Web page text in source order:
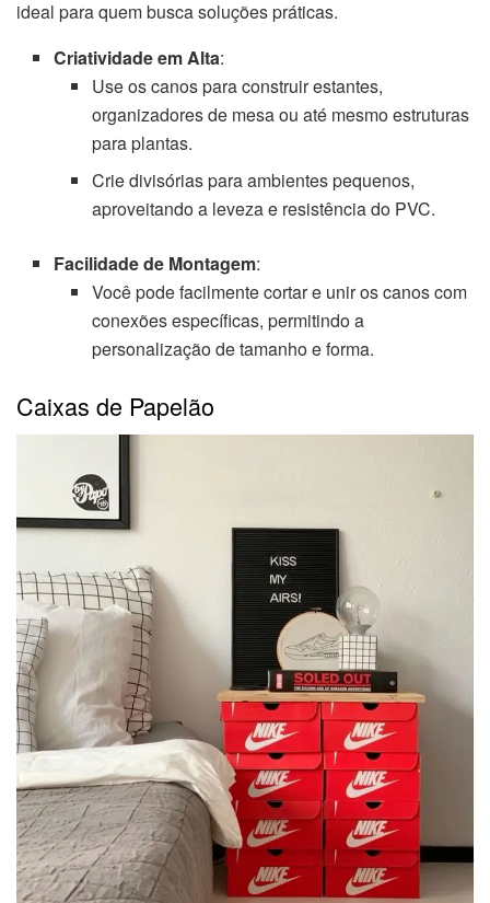
ideal para quem busca soluções práticas.
Criatividade em Alta:
Use os canos para construir estantes,
organizadores de mesa ou até mesmo estruturas
para plantas.
Crie divisórias para ambientes pequenos,
aproveitando a leveza e resistência do PVC.
Facilidade de Montagem:
Você pode facilmente cortar e unir os canos com
conexões específicas, permitindo a
personalização de tamanho e forma.
Caixas de Papelão